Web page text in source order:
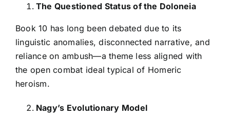
The Questioned Status of the Doloneia
Book 10 has long been debated due to its
linguistic anomalies, disconnected narrative, and
reliance on ambush—a theme less aligned with
the open combat ideal typical of Homeric
heroism.
Nagy’s Evolutionary Model